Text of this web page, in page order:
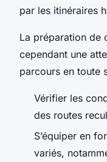
par les itinéraires
La préparation de
cependant une
parcours en toute
Vérifier les
des routes
S’équiper en
variés,